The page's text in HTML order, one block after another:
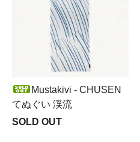
Mustakivi - CHUSEN
てぬぐい 渓流
SOLD OUT